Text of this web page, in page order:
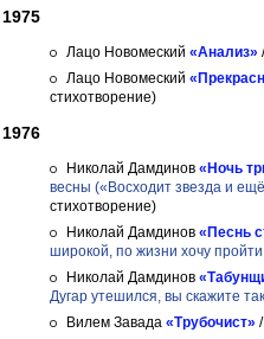
1975
Лацо Новомеский «Анализ»
Лацо Новомеский
стихотворение)
1976
Николай Дамдинов «Ночь
весны («Восходит звезда и
стихотворение)
Николай Дамдинов «Песнь
широкой, по жизни хочу
Николай Дамдинов
Дугар утешился, вы скажите
Вилем Завада «Трубочист» /